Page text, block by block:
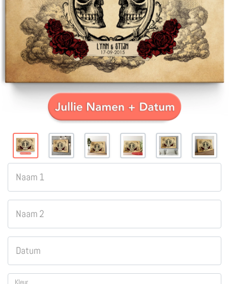
Naam 1
Naam 2
Datum
Kleur